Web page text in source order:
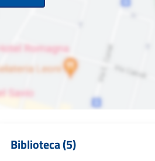
Biblioteca (5)